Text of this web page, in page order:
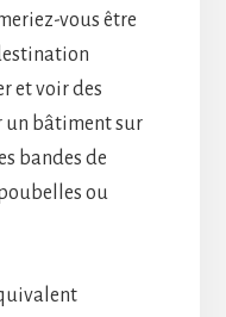
vous être
et voir des
un bâtiment sur
bandes de
ou